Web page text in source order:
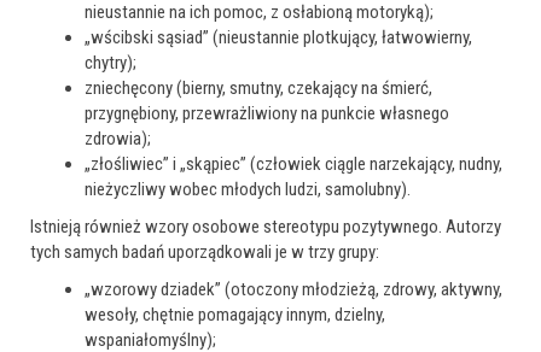
nieustannie na ich pomoc, z osłabioną motoryką);
„wścibski sąsiad” (nieustannie plotkujący, łatwowierny,
chytry);
zniechęcony (bierny, smutny, czekający na śmierć,
przygnębiony, przewrażliwiony na punkcie własnego
zdrowia);
„złośliwiec” i „skąpiec” (człowiek ciągle narzekający, nudny,
nieżyczliwy wobec młodych ludzi, samolubny).
Istnieją również wzory osobowe stereotypu pozytywnego. Autorzy
tych samych badań uporządkowali je w trzy grupy:
„wzorowy dziadek” (otoczony młodzieżą, zdrowy, aktywny,
wesoły, chętnie pomagający innym, dzielny,
wspaniałomyślny);